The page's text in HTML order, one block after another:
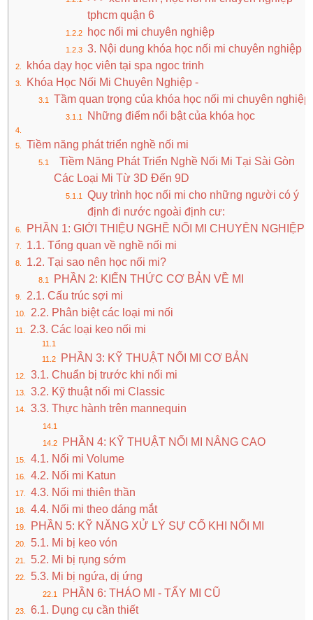
tphcm quận 6
học nối mi chuyên nghiệp
3. Nội dung khóa học nối mi chuyên nghiệp
khóa dạy học viên tại spa ngoc trinh
Khóa Học Nối Mi Chuyên Nghiệp -
Tầm quan trọng của khóa học nối mi chuyên nghiệp
Những điểm nổi bật của khóa học
Tiềm năng phát triển nghề nối mi
Tiềm Năng Phát Triển Nghề Nối Mi Tại Sài Gòn
Các Loại Mi Từ 3D Đến 9D
Quy trình học nối mi cho những người có ý
định đi nước ngoài định cư:
PHẦN 1: GIỚI THIỆU NGHỀ NỐI MI CHUYÊN NGHIỆP
1.1. Tổng quan về nghề nối mi
1.2. Tại sao nên học nối mi?
PHẦN 2: KIẾN THỨC CƠ BẢN VỀ MI
2.1. Cấu trúc sợi mi
2.2. Phân biệt các loại mi nối
2.3. Các loại keo nối mi
PHẦN 3: KỸ THUẬT NỐI MI CƠ BẢN
3.1. Chuẩn bị trước khi nối mi
3.2. Kỹ thuật nối mi Classic
3.3. Thực hành trên mannequin
PHẦN 4: KỸ THUẬT NỐI MI NÂNG CAO
4.1. Nối mi Volume
4.2. Nối mi Katun
4.3. Nối mi thiên thần
4.4. Nối mi theo dáng mắt
PHẦN 5: KỸ NĂNG XỬ LÝ SỰ CỐ KHI NỐI MI
5.1. Mi bị keo vón
5.2. Mi bị rụng sớm
5.3. Mi bị ngứa, dị ứng
PHẦN 6: THÁO MI - TẨY MI CŨ
6.1. Dụng cụ cần thiết